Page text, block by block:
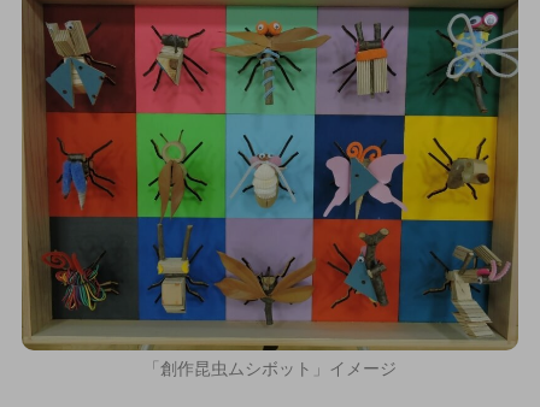
「創作昆虫ムシボット」イメージ